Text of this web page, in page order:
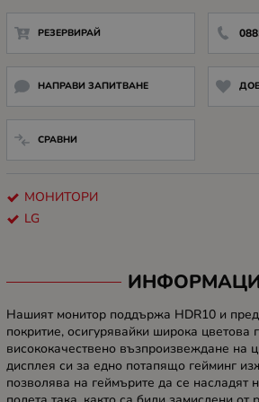
РЕЗЕРВИРАЙ
НАПРАВИ ЗАПИТВАНЕ
СРАВНИ
МОНИТОРИ
LG
Нашият монитор поддържа HDR10 и
покритие, осигурявайки широка цветова
висококачествено възпроизвеждане на
дисплея си за едно потапящо гейминг
позволява на геймърите да се насладят